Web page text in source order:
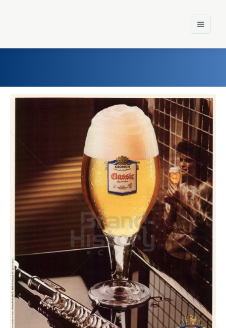
Home
Epoche